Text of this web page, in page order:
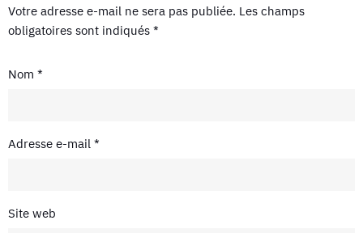
Votre adresse e-mail ne sera pas publiée. Les champs
obligatoires sont indiqués *
Nom *
Adresse e-mail *
Site web